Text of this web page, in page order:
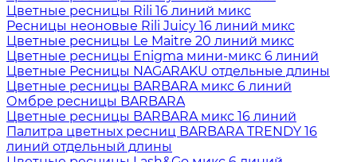
Цветные ресницы Rili 16 линий микс
Ресницы неоновые Rili Juicy 16 линий микс
Цветные ресницы Le Maitre 20 линий микс
Цветные ресницы Enigma мини-микс 6 линий
Цветные Ресницы NAGARAKU отдельные длины
Цветные ресницы BARBARA микс 6 линий
Омбре ресницы BARBARA
Цветные ресницы BARBARA микс 16 линий
Палитра цветных ресниц BARBARA TRENDY 16
линий отдельный длины